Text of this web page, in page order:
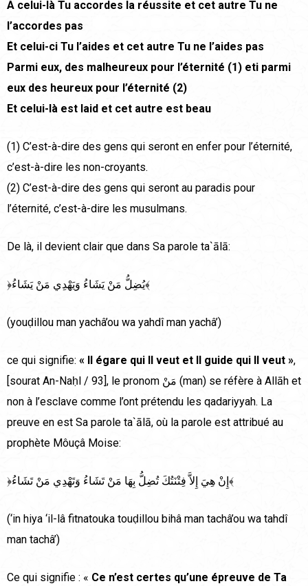
A celui-là Tu accordes la réussite et cet autre Tu ne
l’accordes pas
Et celui-ci Tu l’aides et cet autre Tu ne l’aides pas
Parmi eux, des malheureux pour l’éternité (1) eti parmi
eux des heureux pour l’éternité (2)
Et celui-là est laid et cet autre est beau
(1) C’est-à-dire des gens qui seront en enfer pour l’éternité,
c’est-à-dire les non-croyants.
(2) C’est-à-dire des gens qui seront au paradis pour
l’éternité, c’est-à-dire les musulmans.
De là, il devient clair que dans Sa parole ta`ālā:
﴿يُضِلُّ مَنْ يَشَاءُ وَيَهْدِي مَنْ يَشَاءُ﴾
(youḍillou man yachâ’ou wa yahdî man yachâ’)
ce qui signifie: « Il égare qui Il veut et Il guide qui Il veut »,
[sourat An-Naḥl / 93], le pronom مَنْ (man) se réfère à Allāh et
non à l’esclave comme l’ont prétendu les qadariyyah. La
preuve en est Sa parole ta`ālā, où la parole est attribué au
prophète Môuçâ Moise:
﴿إِنْ هِيَ إِلاَّ فِتْنَتُكَ تُضِلُّ بِهَا مَنْ تَشَاءُ وَتَهْدِي مَنْ تَشَاءُ﴾
(‘in hiya ‘il-lâ fitnatouka touḍillou bihâ man tachâ’ou wa tahdî
man tachâ’)
Ce qui signifie : « Ce n’est certes qu’une épreuve de Ta